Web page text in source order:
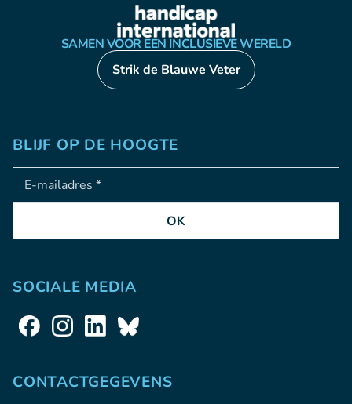
SAMEN VOOR EEN INCLUSIEVE WERELD
Strik de Blauwe Veter
BLIJF OP DE HOOGTE
Adresse e-mail
OK
SOCIALE MEDIA
CONTACTGEGEVENS